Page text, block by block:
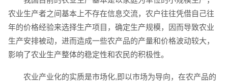
农业生产者之间基本上不存在信息交流，农户往往凭借自己往
年的价格经验来选择生产项目，确定生产规模，因而导致农业
生产安排被动，进而造成一些农产品的产量和价格波动较大，
影响了农业生产整体的稳定性和农民的积极性。
农业产业化的实质是市场化,即以市场为导向，在农产品的
电话 微信号